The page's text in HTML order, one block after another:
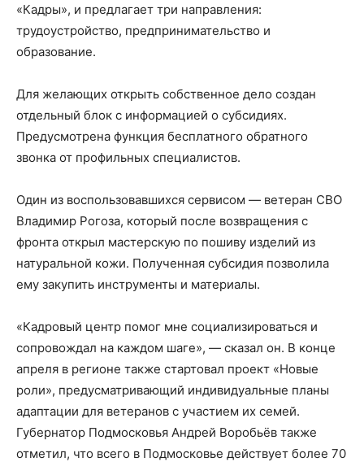
«Кадры», и предлагает три направления:
трудоустройство, предпринимательство и
образование.
Для желающих открыть собственное дело создан
отдельный блок с информацией о субсидиях.
Предусмотрена функция бесплатного обратного
звонка от профильных специалистов.
Один из воспользовавшихся сервисом — ветеран СВО
Владимир Рогоза, который после возвращения с
фронта открыл мастерскую по пошиву изделий из
натуральной кожи. Полученная субсидия позволила
ему закупить инструменты и материалы.
«Кадровый центр помог мне социализироваться и
сопровождал на каждом шаге», — сказал он. В конце
апреля в регионе также стартовал проект «Новые
роли», предусматривающий индивидуальные планы
адаптации для ветеранов с участием их семей.
Губернатор Подмосковья Андрей Воробьёв также
отметил, что всего в Подмосковье действует более 70